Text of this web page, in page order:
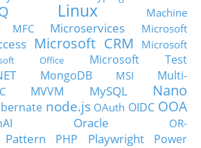
Linux
Machine
MFC Microservices
Microsoft
Microsoft CRM
Microsoft
Office
Microsoft Test
MongoDB MSI
Multi-
MVVM MySQL
Nano
node.js OAuth OIDC OOA
Oracle
OR-
Pattern PHP Playwright
Power